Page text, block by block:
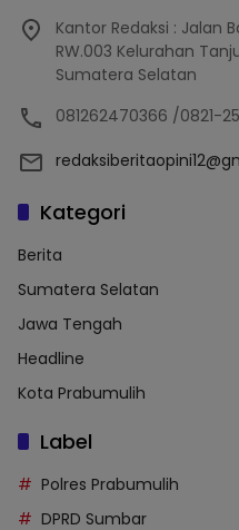
Kantor Redaksi : Jalan
RW.003 Kelurahan
Sumatera Selatan
081262470366 /0821-
Kategori
Berita
Sumatera Selatan
Jawa Tengah
Headline
Kota Prabumulih
Label
Polres Prabumulih
DPRD Sumbar